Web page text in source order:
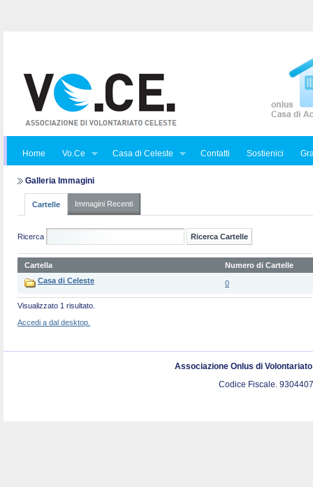
Home Vo.Ce Casa di Celeste Contatti Sostienici
Galleria Immagini
Cartelle Immagini Recenti
Ricerca
Cartella
Numero di Cartelle
Casa di Celeste
0
Visualizzato 1 risultato.
Accedi a dal desktop.
Associazione Onlus di
Codice Fiscale.